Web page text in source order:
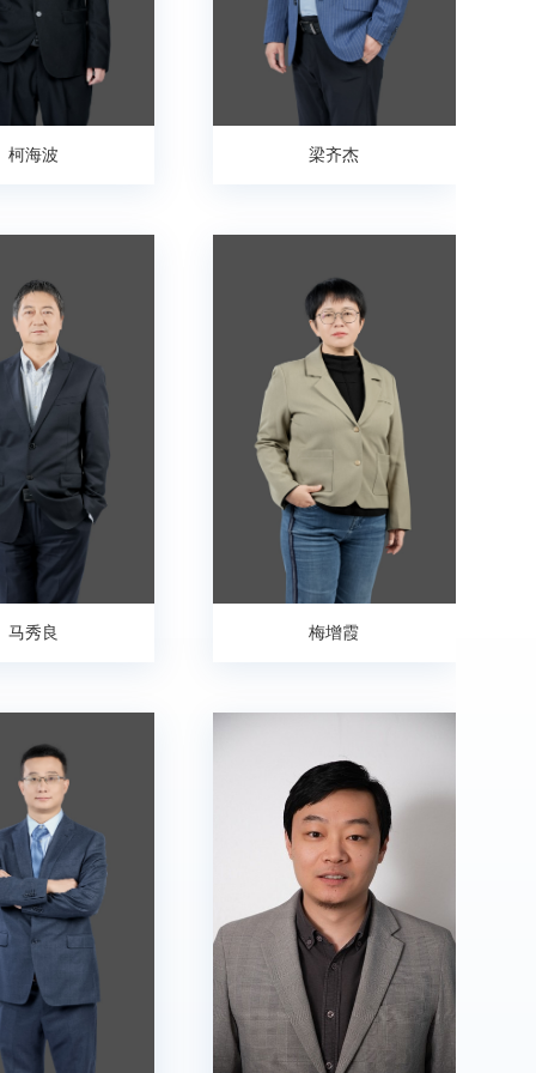
柯海波 梁齐杰
马秀良 梅增霞